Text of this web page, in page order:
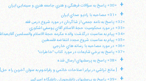
+ «30» پاسخ به سؤالات فرهنگي و هنري جامعه هنري و سينمايي ايران
+
«31» مصاحبه با راديو صداي ايران
«32» پاسخ به نامه جمعي از شاگردان در مورد شروع درس فقه
«33» در مورد محكوميت حجة الاسلام آقاي يوسفي اشكوري
«34» پيام به مناسبت درگذشت والده مكرمه حجة الاسلام والمسلمين آقايعبدالله نوري
«35» پيام به مناسبت شروع مجدد انتفاضه فلسطين
«36» در مورد مصاحبه با رسانه هاي خارجي
«37» پاسخ به برخي شايعات در مورد كتاب "خاطرات"
+ «38» پاسخ به پرسشهاي ارسال شده
+ [ مانع تراشي در برابر اصلاحات خاتمي و رفراندوم به عنوان آخرين راه حل]
+
«39» پاسخ به پرسشهاي دانشجويان دانشگاه اميركبير